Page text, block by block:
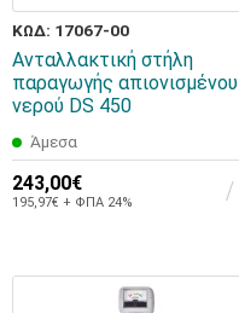
ΚΩΔ: 17067-00
Ανταλλακτική στήλη
παραγωγής απιονισμένου
νερού DS 450
Άμεσα
243,00€
195,97€ + ΦΠΑ 24%